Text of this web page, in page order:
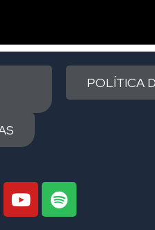
POLÍTICA
Y
o
S
p